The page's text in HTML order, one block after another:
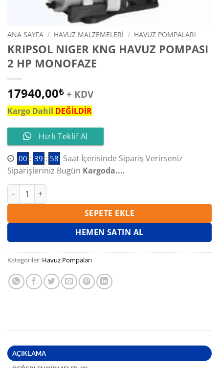
ANA SAYFA / HAVUZ MALZEMELERI / HAVUZ POMPALARI
KRIPSOL NIGER KNG HAVUZ POMPASI
2 HP MONOFAZE
17940,00₺ + KDV
Kargo Dahil DEĞİLDİR
Hızlı Teklif Al
00 : 39 : 57 Saat İçerisinde Sipariş Verirseniz
Siparişleriniz Bugün Kargoda....
KRIPSOL NIGER KNG HAVUZ POMPASI 2 HP MONOFAZE adet
SEPETE EKLE
HEMEN SATIN AL
Kategoriler: Havuz Pompaları
AÇIKLAMA